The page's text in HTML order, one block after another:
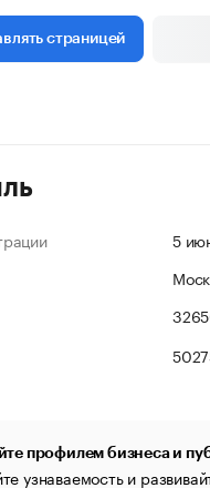
страницей
5
профилем бизнеса и
узнаваемость и